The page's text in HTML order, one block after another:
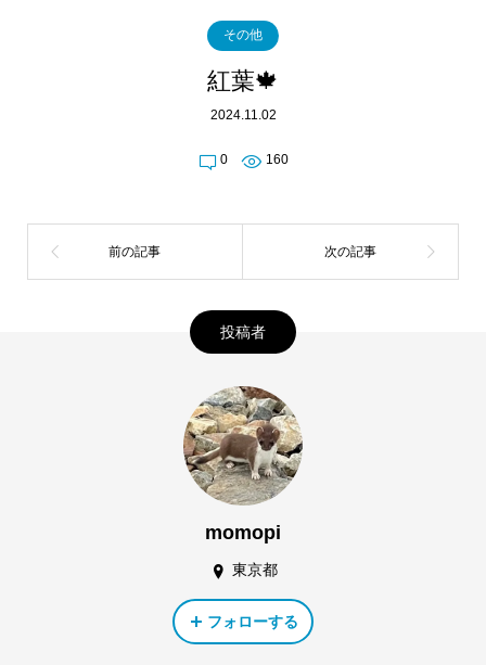
その他
紅葉🍁
2024.11.02
0 160
投稿者
momopi
東京都
フォローする